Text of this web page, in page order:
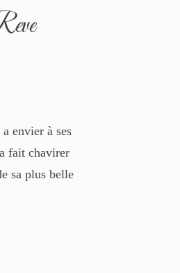
envier à ses
fait chavirer
sa plus belle